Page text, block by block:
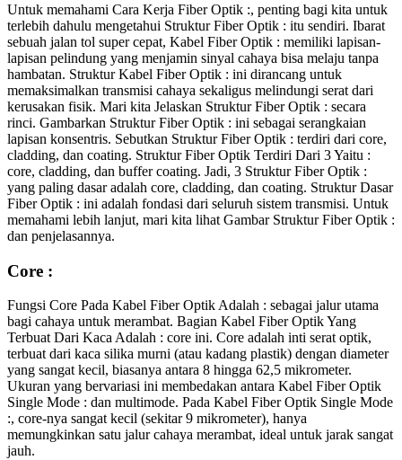
Untuk memahami Cara Kerja Fiber Optik :, penting bagi kita untuk
terlebih dahulu mengetahui Struktur Fiber Optik : itu sendiri. Ibarat
sebuah jalan tol super cepat, Kabel Fiber Optik : memiliki lapisan-
lapisan pelindung yang menjamin sinyal cahaya bisa melaju tanpa
hambatan. Struktur Kabel Fiber Optik : ini dirancang untuk
memaksimalkan transmisi cahaya sekaligus melindungi serat dari
kerusakan fisik. Mari kita Jelaskan Struktur Fiber Optik : secara
rinci. Gambarkan Struktur Fiber Optik : ini sebagai serangkaian
lapisan konsentris. Sebutkan Struktur Fiber Optik : terdiri dari core,
cladding, dan coating. Struktur Fiber Optik Terdiri Dari 3 Yaitu :
core, cladding, dan buffer coating. Jadi, 3 Struktur Fiber Optik :
yang paling dasar adalah core, cladding, dan coating. Struktur Dasar
Fiber Optik : ini adalah fondasi dari seluruh sistem transmisi. Untuk
memahami lebih lanjut, mari kita lihat Gambar Struktur Fiber Optik :
dan penjelasannya.
Core :
Fungsi Core Pada Kabel Fiber Optik Adalah : sebagai jalur utama
bagi cahaya untuk merambat. Bagian Kabel Fiber Optik Yang
Terbuat Dari Kaca Adalah : core ini. Core adalah inti serat optik,
terbuat dari kaca silika murni (atau kadang plastik) dengan diameter
yang sangat kecil, biasanya antara 8 hingga 62,5 mikrometer.
Ukuran yang bervariasi ini membedakan antara Kabel Fiber Optik
Single Mode : dan multimode. Pada Kabel Fiber Optik Single Mode
:, core-nya sangat kecil (sekitar 9 mikrometer), hanya
memungkinkan satu jalur cahaya merambat, ideal untuk jarak sangat
jauh.